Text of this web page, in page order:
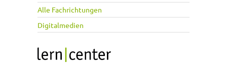
Alle Fachrichtungen
Digitalmedien